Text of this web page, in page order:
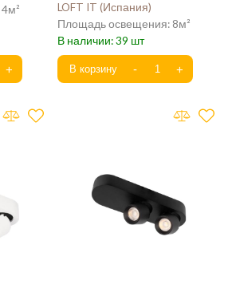
4
LOFT IT Испания
8
39